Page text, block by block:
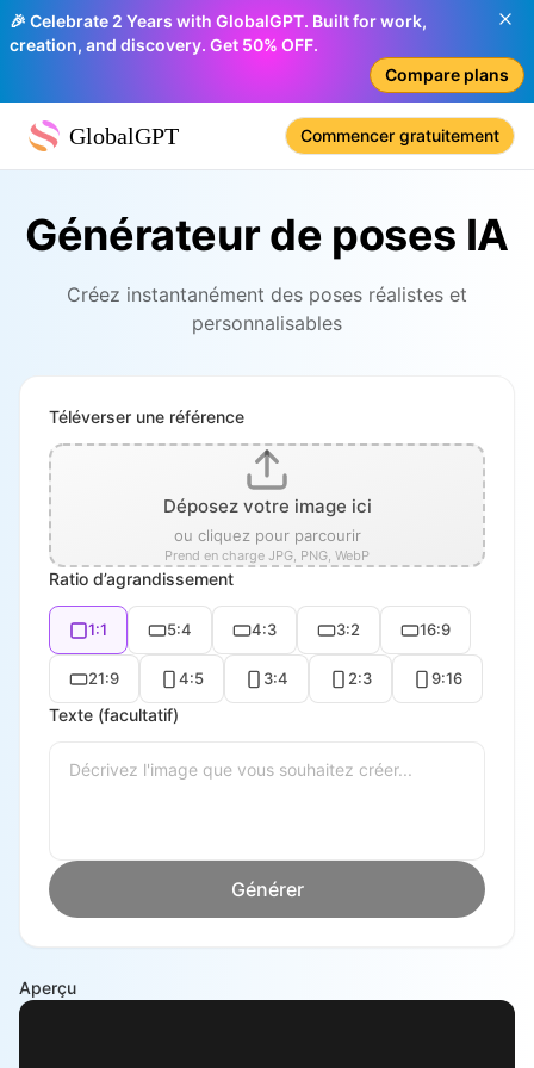
🎉 Celebrate 2 Years with GlobalGPT. Built for work,
creation, and discovery. Get 50% OFF.
Compare plans
GlobalGPT Commencer gratuitement
Générateur de poses IA
Créez instantanément des poses réalistes et
personnalisables
Téléverser une référence
Déposez votre image ici
ou cliquez pour parcourir
Prend en charge JPG, PNG, WebP
Ratio d’agrandissement
1:1 5:4 4:3 3:2 16:9
21:9 4:5 3:4 2:3 9:16
Texte (facultatif)
Générer
Aperçu